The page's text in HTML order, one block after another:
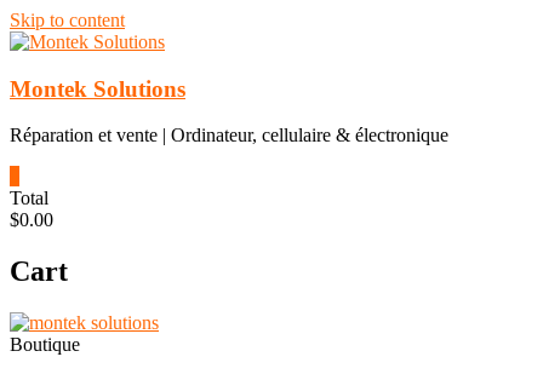
Skip to content
Montek Solutions
Réparation et vente | Ordinateur, cellulaire & électronique
Total
$0.00
Cart
Boutique